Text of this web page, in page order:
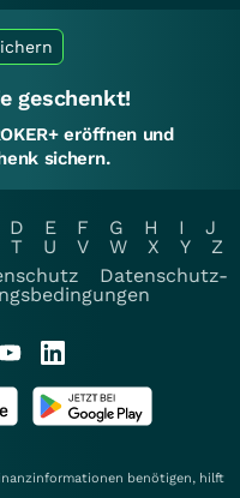
geschenkt!
eröffnen und
sichern.
D E F G H I
J
T U V W X Y
Z
Datenschutz-
benötigen, hilft